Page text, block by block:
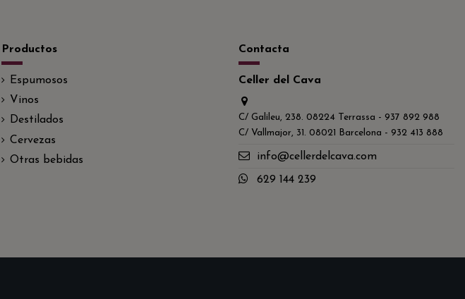
Productos
Espumosos
Vinos
Destilados
Cervezas
Otras bebidas
Contacta
Celler del Cava
C/ Galileu, 238. 08224 Terrassa - 937 892 988
C/ Vallmajor, 31. 08021 Barcelona - 932 413 888
info@cellerdelcava.com
629 144 239